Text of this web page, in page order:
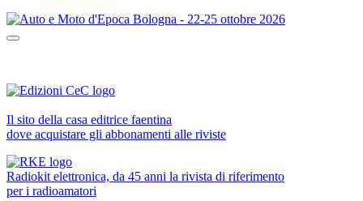
Il sito della casa editrice faentina
dove acquistare gli abbonamenti alle riviste
Radiokit elettronica, da 45 anni la rivista di riferimento
per i radioamatori